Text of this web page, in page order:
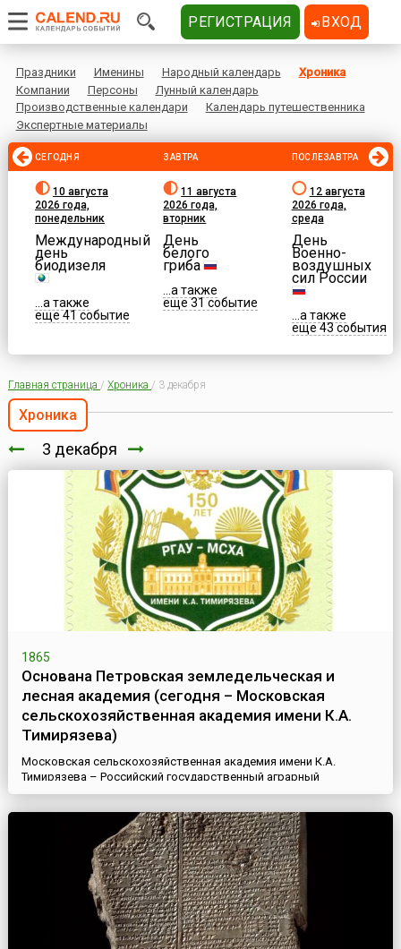
Праздники Именины Народный календарь
Хроника
Компании
Персоны
Лунный календарь
Производственные календари
Календарь путешественника
Экспертные материалы
СЕГОДНЯ
10 августа
2026 года,
понедельник
Международный
день
биодизеля
...а также
еще 41 событие
ЗАВТРА
11 августа
2026 года,
вторник
День
белого
гриба
...а также
еще 31 событие
ПОСЛЕЗАВТРА
12 августа
2026 года,
среда
День
Военно-
воздушных
сил России
...а также
еще 43 события
Главная страница / Хроника / 3 декабря
Хроника
3 декабря
1865
Основана Петровская земледельческая и
лесная академия (сегодня – Московская
сельскохозяйственная академия имени К.А.
Тимирязева)
Московская сельскохозяйственная академия имени К.А.
Тимирязева – Российский государственный аграрный
университет (РГАУ-МСХА имени К.А. Тимирязева), или
аграрное учебное заведение России. Это вуз и один из
крупнейших научно-исследовательских центров в области
сельского хозяйства.Датой основания этого учебного
заведения считается 3 декабря 18...
РЕГИСТРАЦИЯ ВХОД